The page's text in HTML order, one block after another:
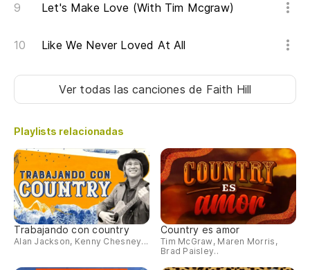
Let's Make Love (With Tim Mcgraw)
Like We Never Loved At All
Ver todas las canciones de Faith Hill
Playlists relacionadas
Trabajando con country
Alan Jackson, Kenny Chesney...
Country es amor
Tim McGraw, Maren Morris,
Brad Paisley..